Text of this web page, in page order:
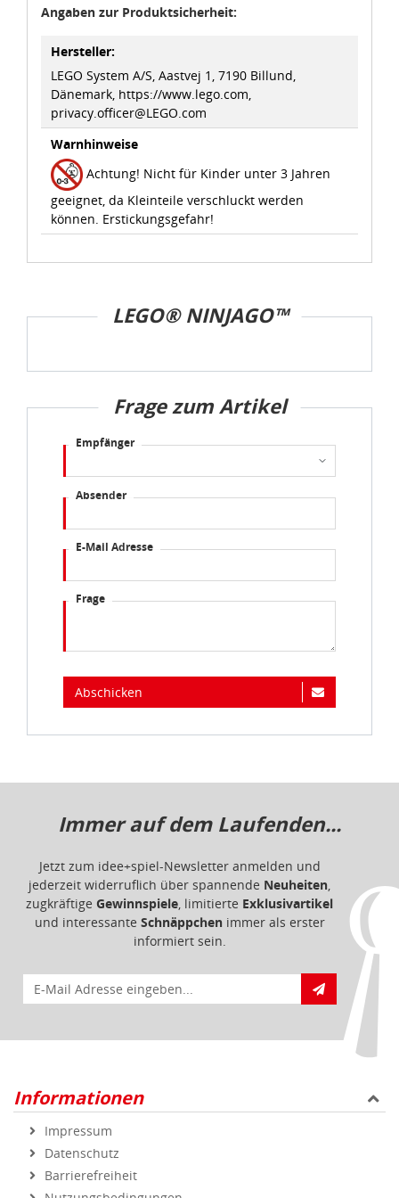
Sie können die Cookie-Einwilligung jederzeit links unten
auf Ihrem Bildschirm anpassen und damit widerrufen.
idee+spiel Betriebs-GmbH
Datenschutzbestimmungenund
Angaben zur Produktsicherheit:
Hersteller:
LEGO System A/S, Aastvej 1, 7190 Billund,
Dänemark, https://www.lego.com,
privacy.officer@LEGO.com
Warnhinweise
Achtung! Nicht für Kinder unter 3 Jahren
geeignet, da Kleinteile verschluckt werden
können. Erstickungsgefahr!
LEGO® NINJAGO™
Frage zum Artikel
Empfänger
Absender
E-Mail Adresse
Frage
Abschicken
Immer auf dem Laufenden...
Jetzt zum idee+spiel-Newsletter anmelden und
jederzeit widerruflich über spannende Neuheiten,
zugkräftige Gewinnspiele, limitierte Exklusivartikel
und interessante Schnäppchenimmer als erster
informiert sein.
E-Mail für Newsletteranmeldung
Informationen
Impressum
Datenschutz
Barrierefreiheit